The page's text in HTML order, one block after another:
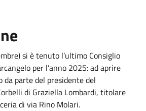
si è tenuto l’ultimo Consiglio
per l’anno 2025: ad aprire
da parte del presidente del
di Graziella Lombardi, titolare
di via Rino Molari.